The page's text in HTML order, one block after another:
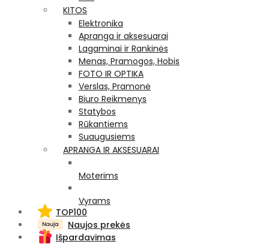
KITOS
Elektronika
Apranga ir aksesuarai
Lagaminai ir Rankinės
Menas, Pramogos, Hobis
FOTO IR OPTIKA
Verslas, Pramonė
Biuro Reikmenys
Statybos
Rūkantiems
Suaugusiems
APRANGA IR AKSESUARAI
Moterims
Vyrams
TOP100
Naujos prekės
Išpardavimas